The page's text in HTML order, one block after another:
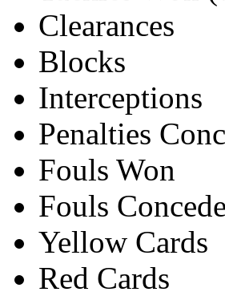
Clearances
Blocks
Interceptions
Penalties
Fouls Won
Fouls
Yellow Cards
Red Cards